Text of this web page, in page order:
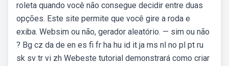
roleta quando você não consegue decidir entre duas
opções. Este site permite que você gire a roda e
exiba. Websim ou não, gerador aleatório. — sim ou não
? Bg cz da de en es fi fr ha hu id it ja ms nl no pl pt ru
sk sv tr vi zh Webeste tutorial demonstrará como criar